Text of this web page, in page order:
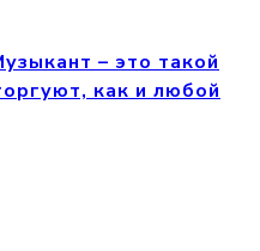
– это такой
как и любой